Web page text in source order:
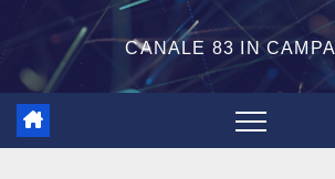
CANALE 83 IN